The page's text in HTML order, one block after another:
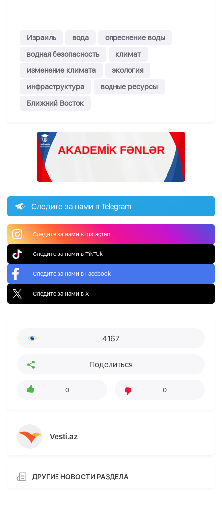
Израиль вода
опреснение воды
водная безопасность
климат
изменение климата
экология
инфраструктура
водные ресурсы
Ближний Восток
Следите за нами в Telegram
Следите за нами в Instagram
Следите за нами в TikTok
Следите за нами в Facebook
Следите за нами в X
4167
Поделиться
0 0
Vesti.az
ДРУГИЕ НОВОСТИ РАЗДЕЛА